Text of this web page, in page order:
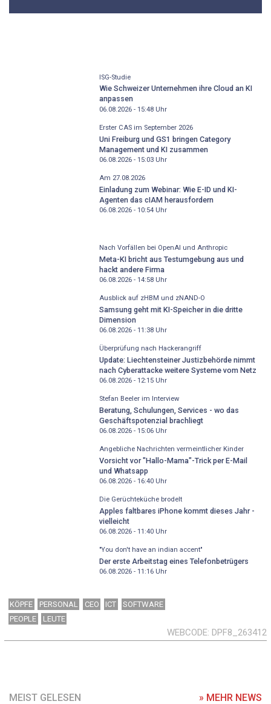
ISG-Studie
Wie Schweizer Unternehmen ihre Cloud an KI
anpassen
06.08.2026 - 15:48Uhr
Erster CAS im September 2026
Uni Freiburg und GS1 bringen Category
Management und KI zusammen
06.08.2026 - 15:03Uhr
Am 27.08.2026
Einladung zum Webinar: Wie E-ID und KI-
Agenten das cIAM herausfordern
06.08.2026 - 10:54Uhr
Nach Vorfällen bei OpenAI und Anthropic
Meta-KI bricht aus Testumgebung aus und
hackt andere Firma
06.08.2026 - 14:58Uhr
Ausblick auf zHBM und zNAND-O
Samsung geht mit KI-Speicher in die dritte
Dimension
06.08.2026 - 11:38Uhr
Überprüfung nach Hackerangriff
Update: Liechtensteiner Justizbehörde nimmt
nach Cyberattacke weitere Systeme vom Netz
06.08.2026 - 12:15Uhr
Stefan Beeler im Interview
Beratung, Schulungen, Services - wo das
Geschäftspotenzial brachliegt
06.08.2026 - 15:06Uhr
Angebliche Nachrichten vermeintlicher Kinder
Vorsicht vor "Hallo-Mama"-Trick per E-Mail
und Whatsapp
06.08.2026 - 16:40Uhr
Die Gerüchteküche brodelt
Apples faltbares iPhone kommt dieses Jahr -
vielleicht
06.08.2026 - 11:40Uhr
"You don't have an indian accent"
Der erste Arbeitstag eines Telefonbetrügers
06.08.2026 - 11:16Uhr
KÖPFE PERSONAL CEO ICT
SOFTWARE
PEOPLE
LEUTE
WEBCODE DPF8_263412
MEIST GELESEN » MEHR NEWS